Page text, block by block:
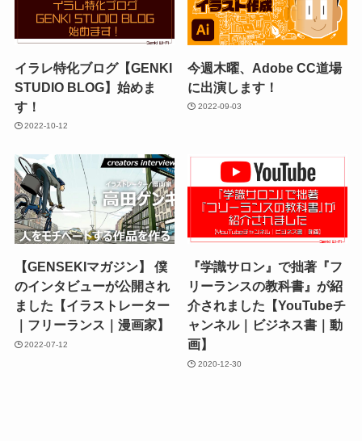
イラレ特化ブログ【GENKI
STUDIO BLOG】始めま
す！
2022-10-12
今週木曜、Adobe CC道場
に出演します！
2022-09-03
【GENSEKIマガジン】 僕
のインタビューが公開され
ました【イラストレーター
｜フリーランス｜漫画家】
2022-07-12
『学識サロン』で拙著『フ
リーランスの教科書』が紹
介されました【YouTubeチ
ャンネル｜ビジネス書｜動
画】
2020-12-30